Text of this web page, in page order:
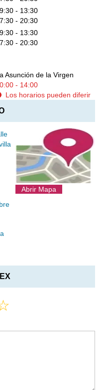
- 13:30
- 20:30
- 13:30
- 20:30
Asunción de la Virgen
- 14:00
Los horarios pueden diferir
Abrir Mapa